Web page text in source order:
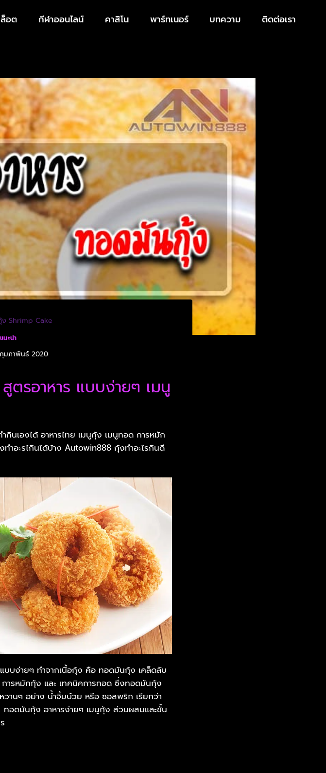
อต กีฬาออนไลน์ คาสิโน พาร์ทเนอร์ บทความ ติดต่อเรา
Shrimp Cake
นะนำ
มภาพันธ์ 2020
รอาหาร แบบง่ายๆ เมนู
เองได้ อาหารไทย เมนูกุ้ง เมนูทอด การหมัก
ำอะรไกินได้บ้าง Autowin888 กุ้งทำอะไรกินดี
บบง่ายๆ ทำจากเนื้อกุ้ง คือ ทอดมันกุ้ง เคล็ดลับ
การหมักกุ้ง และ เทคนิคการทอด ซึ่งทอดมันกุ้ง
านๆ อย่าง น้ำจิ้มบ๋วย หรือ ซอสพริก เรียกว่า
ทอดมันกุ้ง อาหารง่ายๆ เมนูกุ้ง ส่วนผสมและขั้น